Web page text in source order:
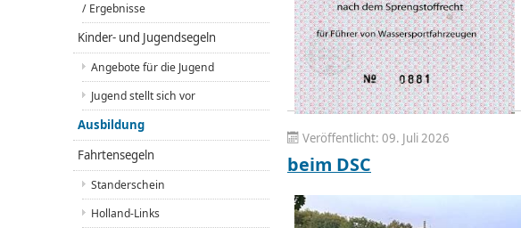
Veröffentlicht: 09. Juli 2026
beim DSC
/ Ergebnisse
Kinder- und Jugendsegeln
Angebote für die Jugend
Jugend stellt sich vor
Ausbildung
Fahrtensegeln
Standerschein
Holland-Links